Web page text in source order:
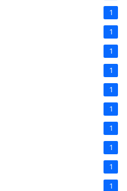
1
1
1
1
1
1
1
1
1
1